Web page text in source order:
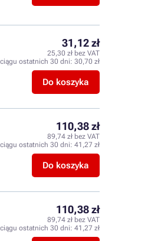
31,12 zł
25,30 zł bez VAT
ostatnich 30 dni: 30,70 zł
Do koszyka
110,38 zł
89,74 zł bez VAT
ostatnich 30 dni: 41,27 zł
Do koszyka
110,38 zł
89,74 zł bez VAT
ostatnich 30 dni: 41,27 zł